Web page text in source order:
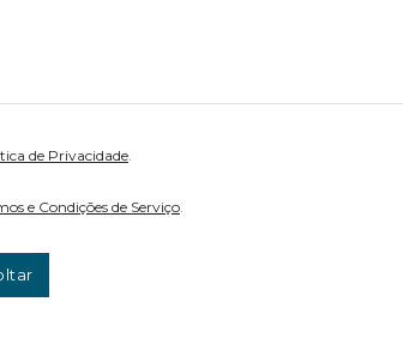
de Privacidade.
e Condições de Serviço